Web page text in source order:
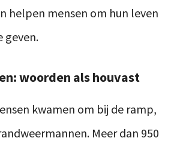
helpen mensen om hun leven
geven.
woorden als houvast
kwamen om bij de ramp,
Meer dan 950